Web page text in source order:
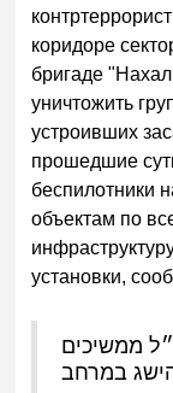
коридоре
бригаде
уничтожить
устроивших
прошедшие
беспилотники
объектам по
установки,
ממשיכים
במרחב